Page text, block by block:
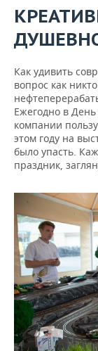
Как удивить
вопрос как
Ежегодно в
компании
этом году на
было упасть.
праздник,